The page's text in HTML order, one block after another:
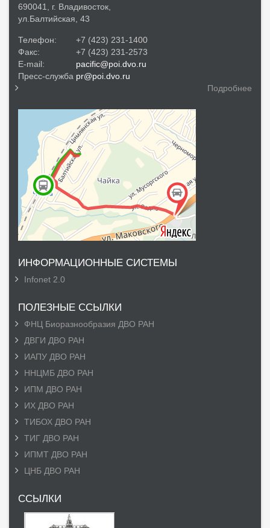
690041, г. Владивосток,
ул.Балтийская, 43
Телефон:
+7 (423) 231-1400
Факс:
+7 (423) 231-2573
E-mail:
pacific@poi.dvo.ru
Пресс-служба pr@poi.dvo.ru
Подробнее
ИНФОРМАЦИОННЫЕ СИСТЕМЫ
Infonet 2.0
ПОЛЕЗНЫЕ ССЫЛКИ
ФНЦ Биоразнообразия ДВО РАН
ДВГИ ДВО РАН
ИАПУ ДВО РАН
ННЦМБ ДВО РАН
ИПМ ДВО РАН
ИХ ДВО РАН
ТИБОХ ДВО РАН
ТИГ ДВО РАН
ИПМТ ДВО РАН
ЦНБ ДВО РАН
ССЫЛКИ